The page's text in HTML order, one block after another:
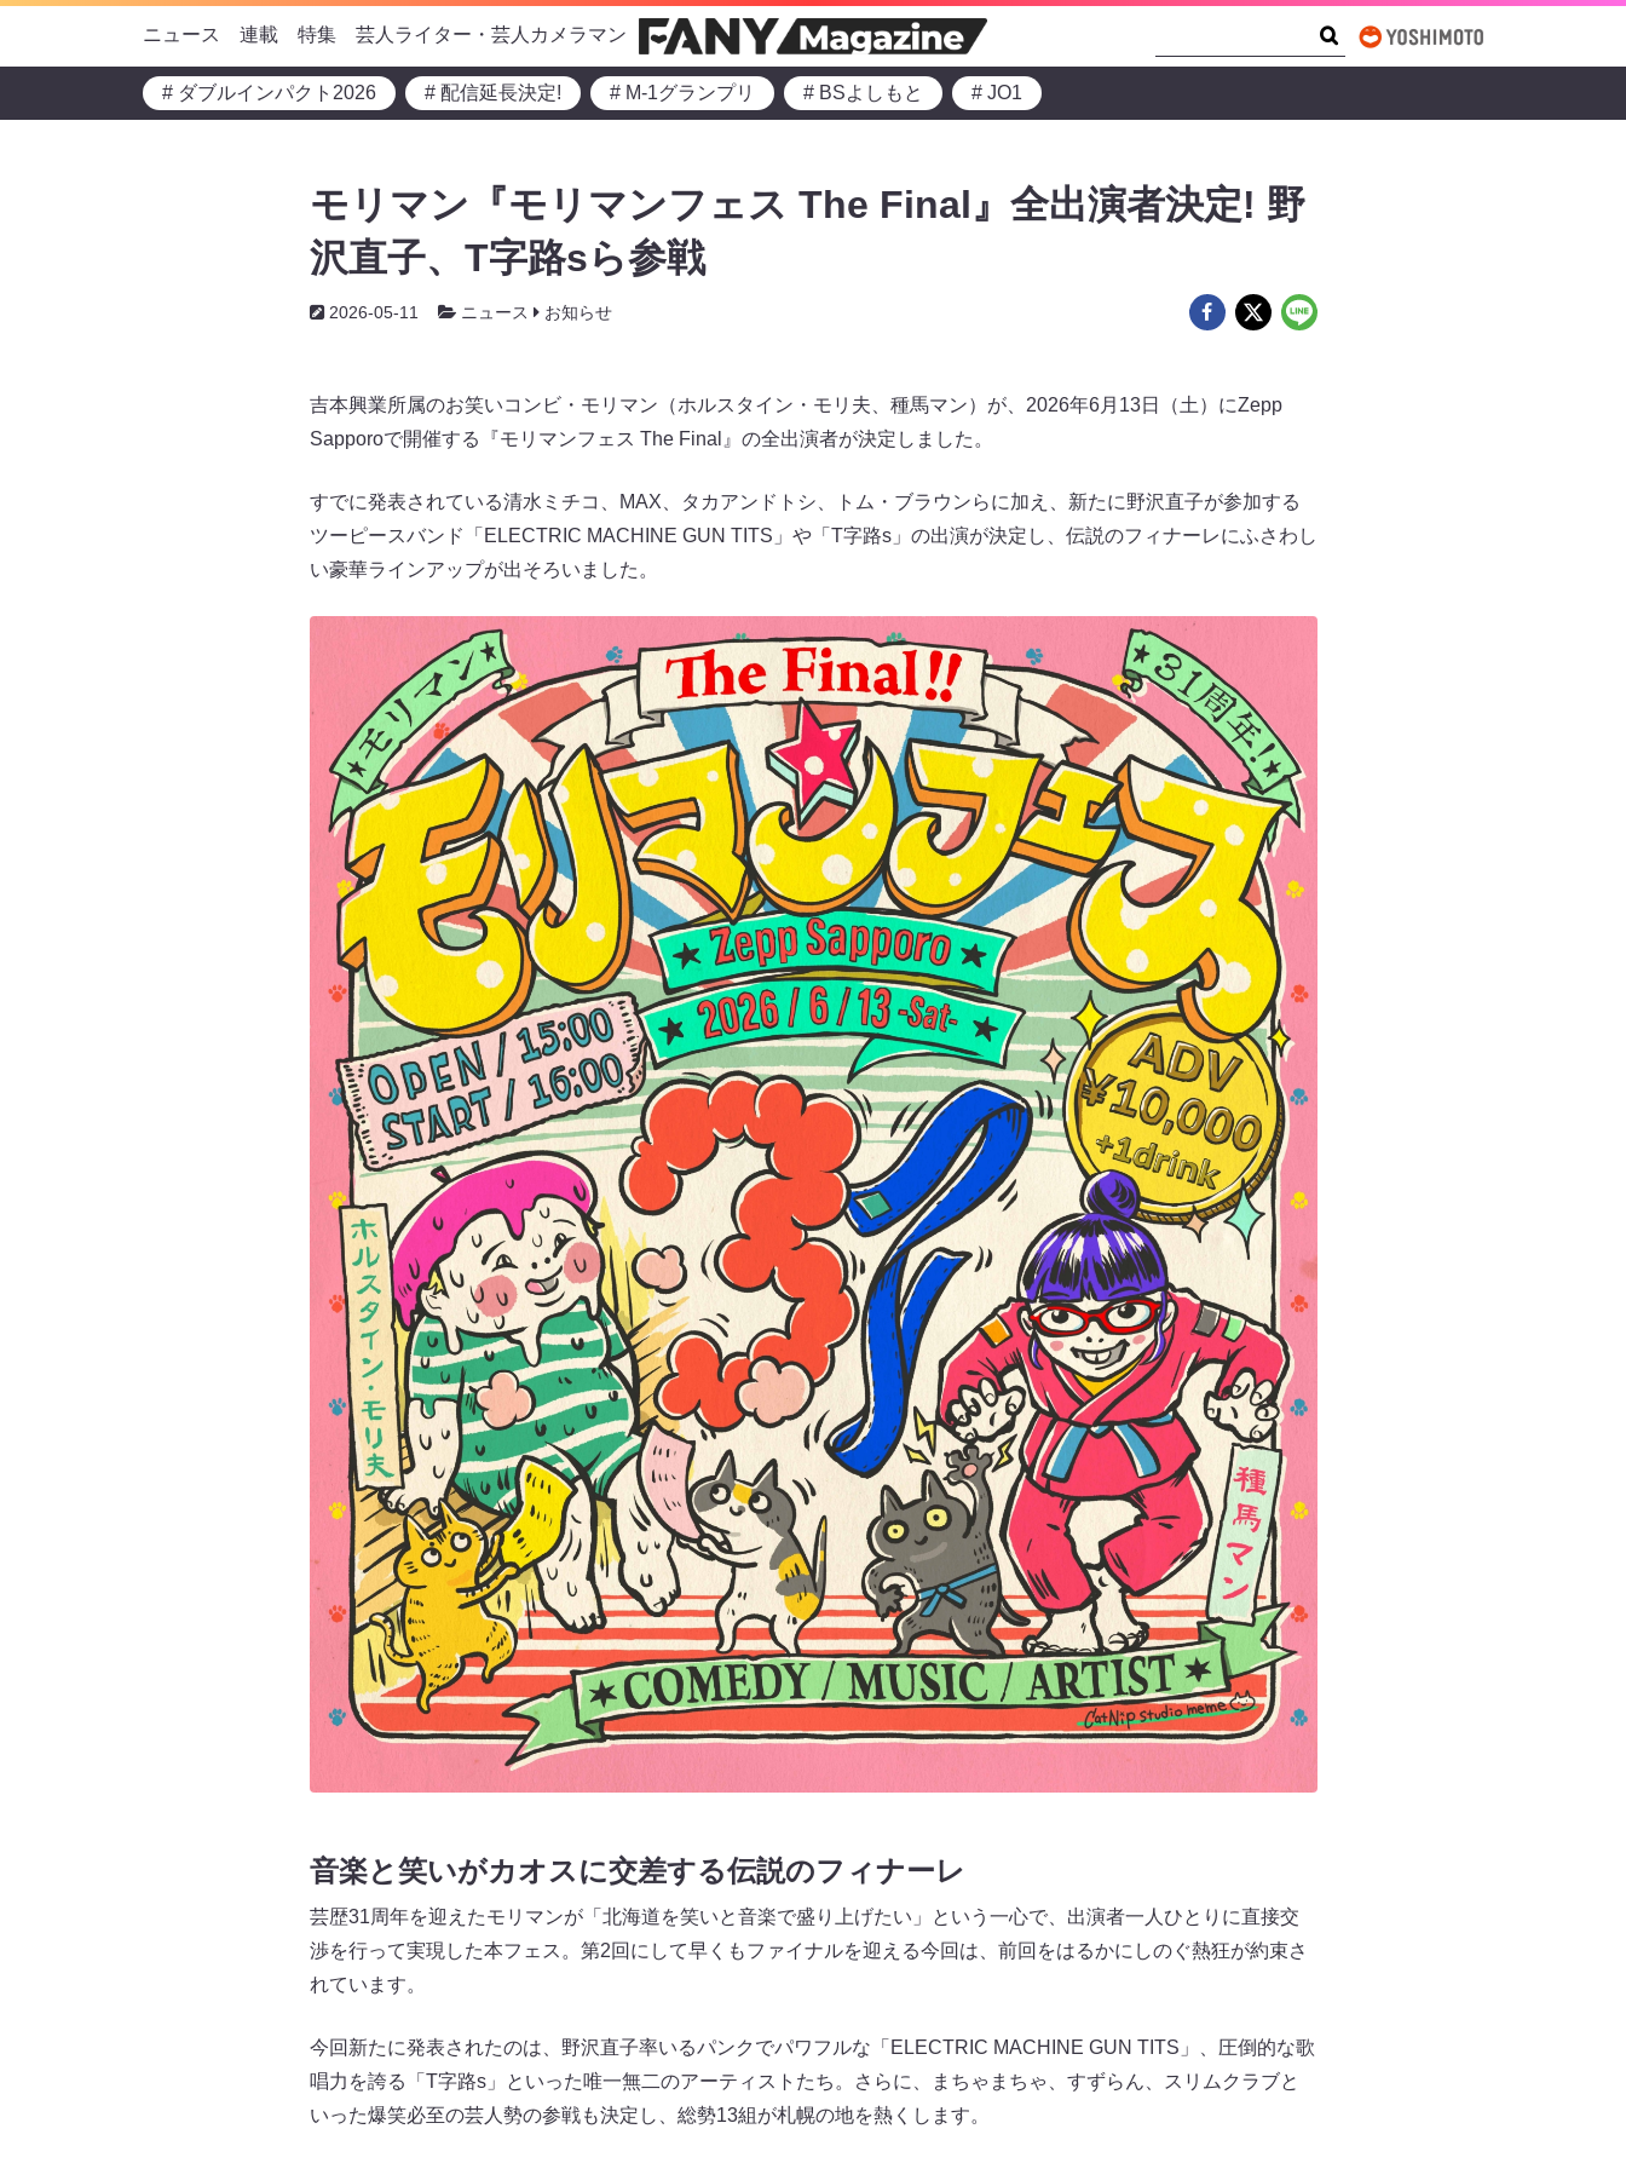
ニュース 連載 特集 芸人ライター・芸人カメラマン
# ダブルインパクト2026 # 配信延長決定! # M-1グランプリ # BSよしもと # JO1
モリマン『モリマンフェス The Final』全出演者決定! 野
沢直子、T字路sら参戦
2026-05-11 ニュース お知らせ
吉本興業所属のお笑いコンビ・モリマン（ホルスタイン・モリ夫、種馬マン）が、2026年6月13日（土）にZepp
Sapporoで開催する『モリマンフェス The Final』の全出演者が決定しました。
すでに発表されている清水ミチコ、MAX、タカアンドトシ、トム・ブラウンらに加え、新たに野沢直子が参加する
ツーピースバンド「ELECTRIC MACHINE GUN TITS」や「T字路s」の出演が決定し、伝説のフィナーレにふさわし
い豪華ラインアップが出そろいました。
音楽と笑いがカオスに交差する伝説のフィナーレ
芸歴31周年を迎えたモリマンが「北海道を笑いと音楽で盛り上げたい」という一心で、出演者一人ひとりに直接交
渉を行って実現した本フェス。第2回にして早くもファイナルを迎える今回は、前回をはるかにしのぐ熱狂が約束さ
れています。
今回新たに発表されたのは、野沢直子率いるパンクでパワフルな「ELECTRIC MACHINE GUN TITS」、圧倒的な歌
唱力を誇る「T字路s」といった唯一無二のアーティストたち。さらに、まちゃまちゃ、すずらん、スリムクラブと
いった爆笑必至の芸人勢の参戦も決定し、総勢13組が札幌の地を熱くします。